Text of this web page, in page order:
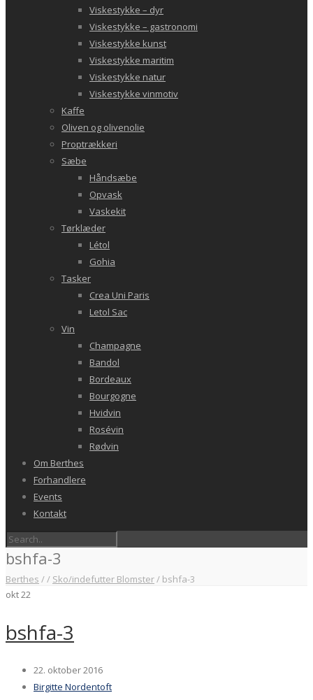
Viskestykke – dyr
Viskestykke – gastronomi
Viskestykke kunst
Viskestykke maritim
Viskestykke natur
Viskestykke vinmotiv
Kaffe
Oliven og olivenolie
Proptrækkeri
Sæbe
Håndsæbe
Opvask
Vaskekit
Tørklæder
Létol
Gohia
Tasker
Crea Uni Paris
Letol Sac
Vin
Champagne
Bandol
Bordeaux
Bourgogne
Hvidvin
Rosévin
Rødvin
Om Berthes
Forhandlere
Events
Kontakt
bshfa-3
Berthes // Sko/indefutter Blomster/ bshfa-3
okt22
bshfa-3
22. oktober 2016
Birgitte Nordentoft